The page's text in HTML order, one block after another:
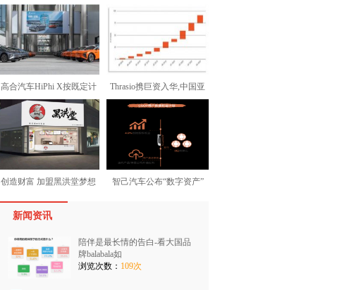
高合汽车HiPhi X按既定计 Thrasio携巨资入华,中国亚
创造财富 加盟黑洪堂梦想 智己汽车公布“数字资产”
新闻资讯
陪伴是最长情的告白-看大国品
牌balabala如
浏览次数： 109次